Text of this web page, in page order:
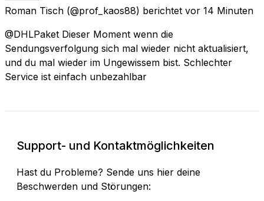
Roman Tisch (@prof_kaos88) berichtet vor 14 Minuten
@DHLPaket Dieser Moment wenn die
Sendungsverfolgung sich mal wieder nicht aktualisiert,
und du mal wieder im Ungewissem bist. Schlechter
Service ist einfach unbezahlbar
Support- und Kontaktmöglichkeiten
Hast du Probleme? Sende uns hier deine
Beschwerden und Störungen: